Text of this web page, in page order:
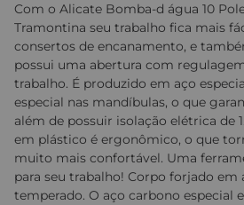
Com o Alicate Bomba-d água 10
Tramontina seu trabalho fica mais
consertos de encanamento, e
possui uma abertura com
trabalho. É produzido em aço
especial nas mandíbulas, o que
além de possuir isolação elétrica de
em plástico é ergonômico, o que
muito mais confortável. Uma
para seu trabalho! Corpo forjado em
temperado. O aço carbono especial